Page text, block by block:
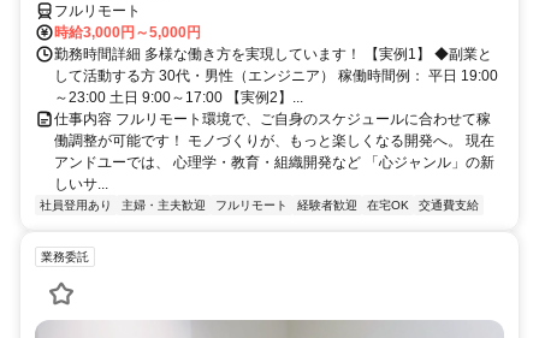
フルリモート
時給3,000円～5,000円
勤務時間詳細 多様な働き方を実現しています！ 【実例1】 ◆副業と
して活動する方 30代・男性（エンジニア） 稼働時間例： 平日 19:00
～23:00 土日 9:00～17:00 【実例2】...
仕事内容 フルリモート環境で、ご自身のスケジュールに合わせて稼
働調整が可能です！ モノづくりが、もっと楽しくなる開発へ。 現在
アンドユーでは、 心理学・教育・組織開発など 「心ジャンル」の新
しいサ...
社員登用あり 主婦・主夫歓迎 フルリモート 経験者歓迎 在宅OK 交通費支給
業務委託